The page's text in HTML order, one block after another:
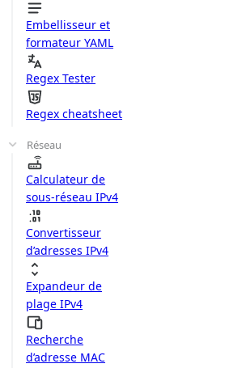
Embellisseur et
formateur YAML
Regex Tester
Regex cheatsheet
Réseau
Calculateur de
sous-réseau IPv4
Convertisseur
d’adresses IPv4
Expandeur de
plage IPv4
Recherche
d’adresse MAC